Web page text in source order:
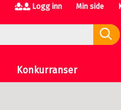
Logg inn Min side
Konkurranser